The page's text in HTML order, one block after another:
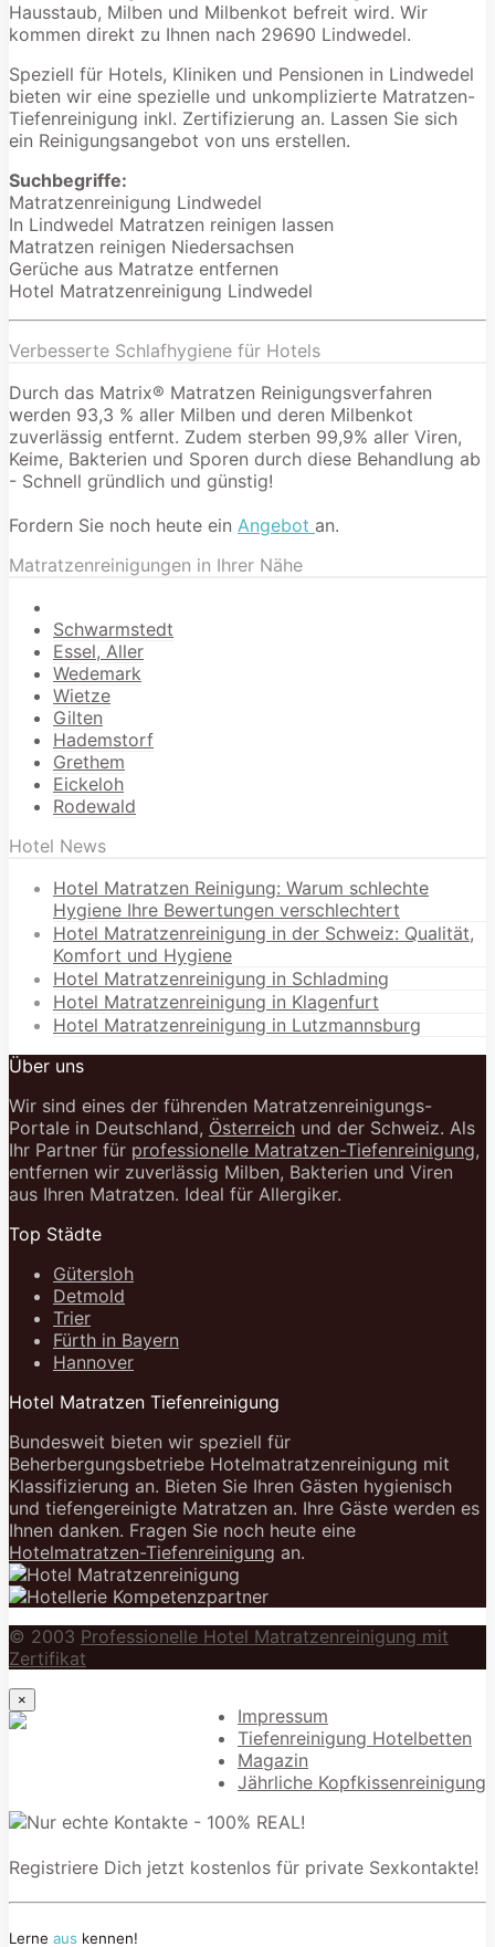
Hausstaub, Milben und Milbenkot befreit wird. Wir
kommen direkt zu Ihnen nach 29690 Lindwedel.
Speziell für Hotels, Kliniken und Pensionen in Lindwedel
bieten wir eine spezielle und unkomplizierte Matratzen-
Tiefenreinigung inkl. Zertifizierung an. Lassen Sie sich
ein Reinigungsangebot von uns erstellen.
Suchbegriffe:
Matratzenreinigung Lindwedel
In Lindwedel Matratzen reinigen lassen
Matratzen reinigen Niedersachsen
Gerüche aus Matratze entfernen
Hotel Matratzenreinigung Lindwedel
Verbesserte Schlafhygiene für Hotels
Durch das Matrix® Matratzen Reinigungsverfahren
werden 93,3 % aller Milben und deren Milbenkot
zuverlässig entfernt. Zudem sterben 99,9% aller Viren,
Keime, Bakterien und Sporen durch diese Behandlung ab
- Schnell gründlich und günstig!
Fordern Sie noch heute ein Angebot an.
Matratzenreinigungen in Ihrer Nähe
Schwarmstedt
Essel, Aller
Wedemark
Wietze
Gilten
Hademstorf
Grethem
Eickeloh
Rodewald
Hotel News
Hotel Matratzen Reinigung: Warum schlechte
Hygiene Ihre Bewertungen verschlechtert
Hotel Matratzenreinigung in der Schweiz: Qualität,
Komfort und Hygiene
Hotel Matratzenreinigung in Schladming
Hotel Matratzenreinigung in Klagenfurt
Hotel Matratzenreinigung in Lutzmannsburg
Über uns
Wir sind eines der führenden Matratzenreinigungs-
Portale in Deutschland, Österreich und der Schweiz. Als
Ihr Partner für professionelle Matratzen-Tiefenreinigung,
entfernen wir zuverlässig Milben, Bakterien und Viren
aus Ihren Matratzen. Ideal für Allergiker.
Top Städte
Gütersloh
Detmold
Trier
Fürth in Bayern
Hannover
Hotel Matratzen Tiefenreinigung
Bundesweit bieten wir speziell für
Beherbergungsbetriebe Hotelmatratzenreinigung mit
Klassifizierung an. Bieten Sie Ihren Gästen hygienisch
und tiefengereinigte Matratzen an. Ihre Gäste werden es
Ihnen danken. Fragen Sie noch heute eine
Hotelmatratzen-Tiefenreinigung an.
© 2003 Professionelle Hotel Matratzenreinigung mit
Zertifikat
Impressum
Tiefenreinigung Hotelbetten
Magazin
Jährliche Kopfkissenreinigung
×
Registriere Dich jetzt kostenlos für private Sexkontakte!
Lerne aus kennen!